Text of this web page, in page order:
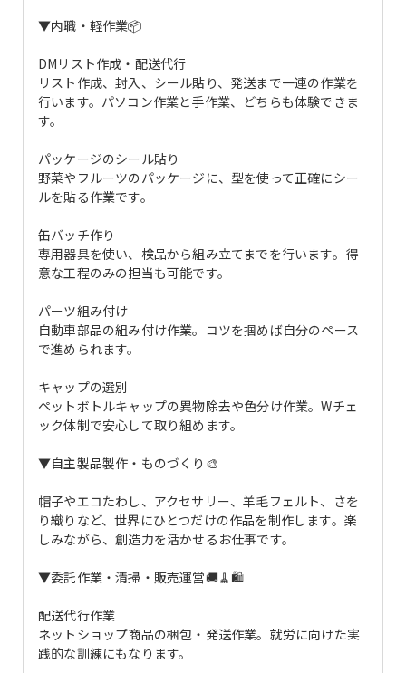
▼内職・軽作業📦
DMリスト作成・配送代行
リスト作成、封入、シール貼り、発送まで一連の作業を
行います。パソコン作業と手作業、どちらも体験できま
す。
パッケージのシール貼り
野菜やフルーツのパッケージに、型を使って正確にシー
ルを貼る作業です。
缶バッチ作り
専用器具を使い、検品から組み立てまでを行います。得
意な工程のみの担当も可能です。
パーツ組み付け
自動車部品の組み付け作業。コツを掴めば自分のペース
で進められます。
キャップの選別
ペットボトルキャップの異物除去や色分け作業。Wチェ
ック体制で安心して取り組めます。
▼自主製品製作・ものづくり🎨
帽子やエコたわし、アクセサリー、羊毛フェルト、さを
り織りなど、世界にひとつだけの作品を制作します。楽
しみながら、創造力を活かせるお仕事です。
▼委託作業・清掃・販売運営🚚🧹🛍
配送代行作業
ネットショップ商品の梱包・発送作業。就労に向けた実
践的な訓練にもなります。